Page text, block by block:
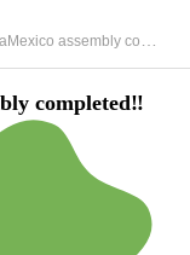
assembly completed‼
completed‼